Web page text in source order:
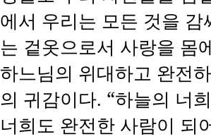
에서 우리는 모든 것을 감
는 겉옷으로서 사랑을 몸
하느님의 위대하고 완전
의 귀감이다. “하늘의 너희
너희도 완전한 사람이 되